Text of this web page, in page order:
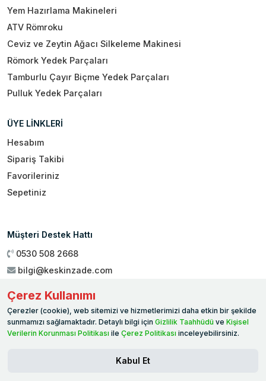
Yem Hazırlama Makineleri
ATV Römroku
Ceviz ve Zeytin Ağacı Silkeleme Makinesi
Römork Yedek Parçaları
Tamburlu Çayır Biçme Yedek Parçaları
Pulluk Yedek Parçaları
ÜYE LİNKLERİ
Hesabım
Sipariş Takibi
Favorileriniz
Sepetiniz
Müşteri Destek Hattı
0530 508 2668
bilgi@keskinzade.com
Genel Merkez: Yükseliş Mah. 1461. Sokak No:2/1 19 Mayıs
Ballıca / SAMSUN
Çerez Kullanımı
Çerezler (cookie), web sitemizi ve hizmetlerimizi daha etkin bir şekilde
sunmamızı sağlamaktadır. Detaylı bilgi için Gizlilik Taahhüdü ve Kişisel
Verilerin Korunması Politikası ile Çerez Politikası inceleyebilirsiniz.
Kabul Et